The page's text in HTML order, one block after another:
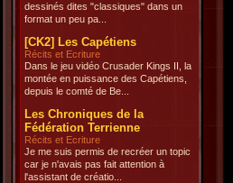
dessinés dites "classiques" dans un
format un peu pa...
[CK2] Les Capétiens
Récits et Ecriture
Dans le jeu vidéo Crusader Kings II, la
montée en puissance des Capétiens,
depuis le comté de Be...
Les Chroniques de la
Fédération Terrienne
Récits et Ecriture
Je me suis permis de recréer un topic
car je n'avais pas fait attention à
l'assistant de créatio...